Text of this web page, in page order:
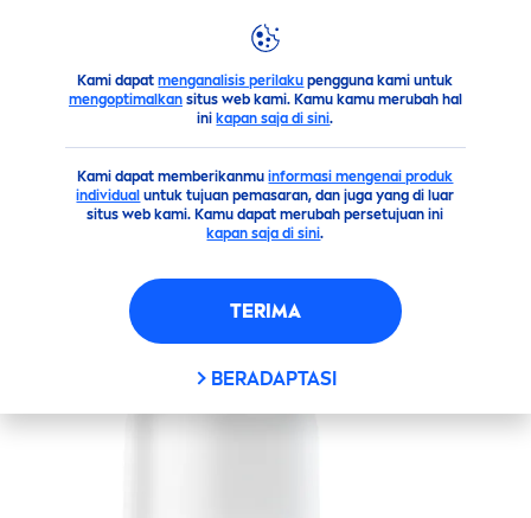
Kami dapatmenganalisis perilaku pengguna kami untuk
mengoptimalkansitus web kami. Kamu kamu merubah hal
ini kapan saja di sini.
Kami dapat memberikanmuinformasi mengenai produk
individual untuk tujuan pemasaran, dan juga yang di luar
situs web kami. Kamu dapat merubah persetujuan ini
kapan saja di sini.
TERIMA
BERADAPTASI
Sekilas Produk Kami Tubuh Deodoran Roll on
(181)
NIVEAEXTRA BRIGHT
RADIANT & SMOOTH
DEODORANT ROLL ON 50ML